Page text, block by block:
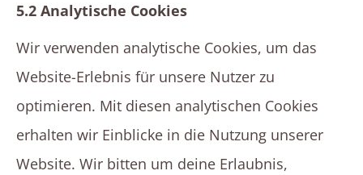
5.2 Analytische Cookies
Wir verwenden analytische Cookies, um das
Website-Erlebnis für unsere Nutzer zu
optimieren. Mit diesen analytischen Cookies
erhalten wir Einblicke in die Nutzung unserer
Website. Wir bitten um deine Erlaubnis,